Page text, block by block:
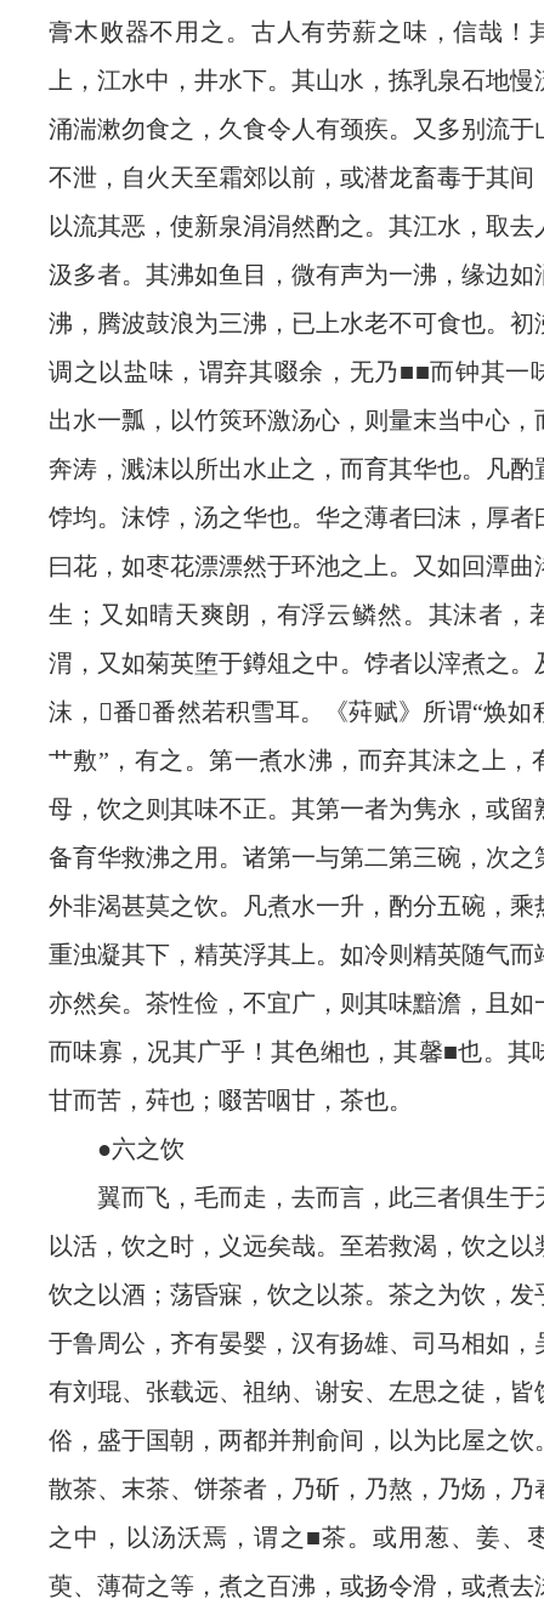
膏木败器不用之。古人有劳薪之味，信哉！
上，江水中，井水下。其山水，拣乳泉石地
涌湍漱勿食之，久食令人有颈疾。又多别流于
不泄，自火天至霜郊以前，或潜龙畜毒于其间
以流其恶，使新泉涓涓然酌之。其江水，取去
汲多者。其沸如鱼目，微有声为一沸，缘边如
沸，腾波鼓浪为三沸，已上水老不可食也。初
调之以盐味，谓弃其啜余，无乃■■而钟其一
出水一瓢，以竹筴环激汤心，则量末当中心，
奔涛，溅沫以所出水止之，而育其华也。凡酌
饽均。沫饽，汤之华也。华之薄者曰沫，厚者
曰花，如枣花漂漂然于环池之上。又如回潭曲
生；又如晴天爽朗，有浮云鳞然。其沫者，
渭，又如菊英堕于鐏俎之中。饽者以滓煮之。
沫，番番然若积雪耳。《荈赋》所谓“焕如
艹敷”，有之。第一煮水沸，而弃其沫之上，
母，饮之则其味不正。其第一者为隽永，或留
备育华救沸之用。诸第一与第二第三碗，次之
外非渴甚莫之饮。凡煮水一升，酌分五碗，乘
重浊凝其下，精英浮其上。如冷则精英随气而
亦然矣。茶性俭，不宜广，则其味黯澹，且如
而味寡，况其广乎！其色缃也，其馨■也。其
甘而苦，荈也；啜苦咽甘，茶也。
●六之饮
翼而飞，毛而走，去而言，此三者俱生于
以活，饮之时，义远矣哉。至若救渴，饮之以
饮之以酒；荡昏寐，饮之以茶。茶之为饮，发
于鲁周公，齐有晏婴，汉有扬雄、司马相如，
有刘琨、张载远、祖纳、谢安、左思之徒，皆
俗，盛于国朝，两都并荆俞间，以为比屋之饮
散茶、末茶、饼茶者，乃斫，乃熬，乃炀，乃
之中，以汤沃焉，谓之■茶。或用葱、姜、
萸、薄荷之等，煮之百沸，或扬令滑，或煮去